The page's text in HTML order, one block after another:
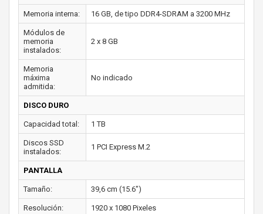
Memoria interna: 16 GB, de tipo DDR4-SDRAM a 3200 MHz
Módulos de
memoria
instalados:
2 x 8 GB
Memoria
máxima
admitida:
No indicado
DISCO DURO
Capacidad total: 1 TB
Discos SSD
instalados:
1 PCI Express M.2
PANTALLA
Tamaño: 39,6 cm (15.6")
Resolución: 1920 x 1080 Pixeles